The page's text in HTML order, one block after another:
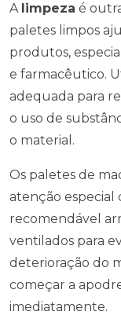
A limpeza é
paletes limpos
produtos,
e farmacêutico.
adequada para
o uso de
o material.
Os paletes de
atenção especial
recomendável
ventilados para
deterioração do
começar a
imediatamente.